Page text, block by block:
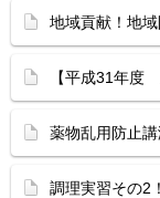
地域貢献！地
【平成31年度
薬物乱用防止
調理実習その2